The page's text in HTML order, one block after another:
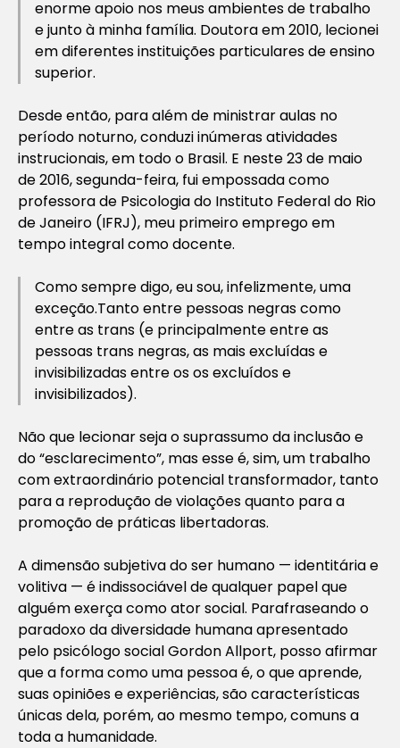
enorme apoio nos meus ambientes de trabalho
e junto à minha família. Doutora em 2010, lecionei
em diferentes instituições particulares de ensino
superior.
Desde então, para além de ministrar aulas no
período noturno, conduzi inúmeras atividades
instrucionais, em todo o Brasil. E neste 23 de maio
de 2016, segunda-feira, fui empossada como
professora de Psicologia do Instituto Federal do Rio
de Janeiro (IFRJ), meu primeiro emprego em
tempo integral como docente.
Como sempre digo, eu sou, infelizmente, uma
exceção.Tanto entre pessoas negras como
entre as trans (e principalmente entre as
pessoas trans negras, as mais excluídas e
invisibilizadas entre os os excluídos e
invisibilizados).
Não que lecionar seja o suprassumo da inclusão e
do “esclarecimento”, mas esse é, sim, um trabalho
com extraordinário potencial transformador, tanto
para a reprodução de violações quanto para a
promoção de práticas libertadoras.
A dimensão subjetiva do ser humano — identitária e
volitiva — é indissociável de qualquer papel que
alguém exerça como ator social. Parafraseando o
paradoxo da diversidade humana apresentado
pelo psicólogo social Gordon Allport, posso afirmar
que a forma como uma pessoa é, o que aprende,
suas opiniões e experiências, são características
únicas dela, porém, ao mesmo tempo, comuns a
toda a humanidade.